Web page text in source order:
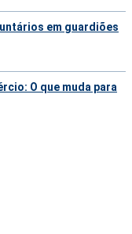
em guardiões
O que muda para